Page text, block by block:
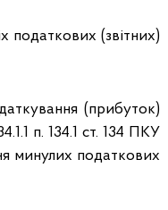
податкових (звітних)
(прибуток)
п. 134.1 ст. 134 ПКУ
минулих податкових